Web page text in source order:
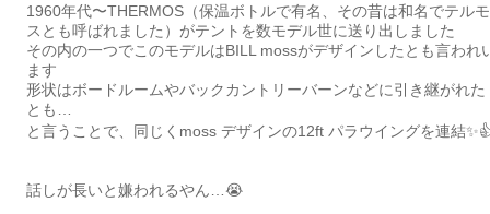
1960年代〜THERMOS（保温ボトルで有名、その昔は和名でテルモ
スとも呼ばれました）がテントを数モデル世に送り出しました
その内の一つでこのモデルはBILL mossがデザインしたとも言われ
ます
形状はボードルームやバックカントリーバーンなどに引き継がれた
とも…
と言うことで、同じくmoss デザインの12ft パラウイングを連結
話しが長いと嫌われるやん…😭